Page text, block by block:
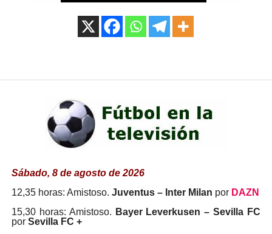
Sábado, 8 de agosto de 2026
12,35 horas: Amistoso. Juventus – Inter Milan por DAZN
15,30 horas: Amistoso. Bayer Leverkusen – Sevilla FC
por Sevilla FC +